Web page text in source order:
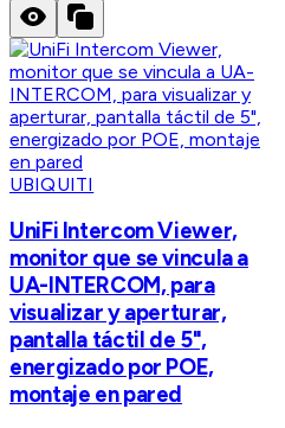
UBIQUITI
UniFi Intercom Viewer,
monitor que se vincula a
UA-INTERCOM, para
visualizar y aperturar,
pantalla táctil de 5",
energizado por POE,
montaje en pared